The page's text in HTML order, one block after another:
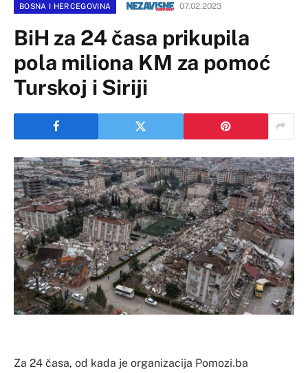
BOSNA I HERCEGOVINA 07.02.2023
BiH za 24 časa prikupila
pola miliona KM za pomoć
Turskoj i Siriji
Za 24 časa, od kada je organizacija Pomozi.ba